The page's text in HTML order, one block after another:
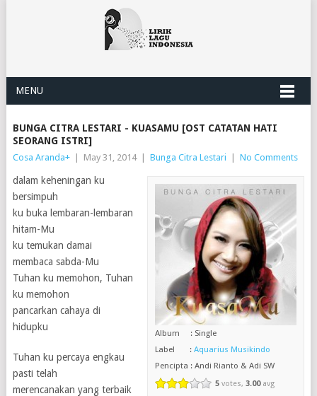
MENU
BUNGA CITRA LESTARI - KUASAMU [OST CATATAN HATI
SEORANG ISTRI]
Cosa Aranda+ May 31, 2014 Bunga Citra Lestari No Comments
Album : Single
Label :Aquarius Musikindo
Pencipta : Andi Rianto & Adi SW
5 votes,3.00avg
dalam keheningan ku
bersimpuh
ku buka lembaran-lembaran
hitam-Mu
ku temukan damai
membaca sabda-Mu
Tuhan ku memohon, Tuhan
ku memohon
pancarkan cahaya di
hidupku
Tuhan ku percaya engkau
pasti telah
merencanakan yang terbaik